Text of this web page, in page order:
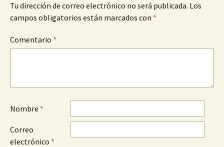
Tu dirección de correo electrónico no será publicada. Los
campos obligatorios están marcados con *
Comentario *
Nombre *
Correo
electrónico *